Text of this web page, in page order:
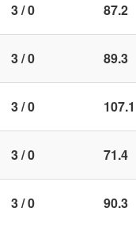
3 / 0 87.2
3 / 0 89.3
3 / 0 107.1
3 / 0 71.4
3 / 0 90.3